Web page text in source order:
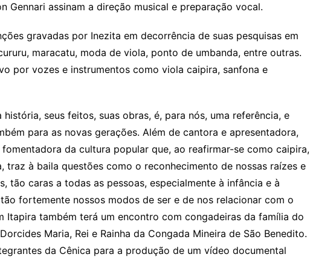
Gennari assinam a direção musical e preparação vocal.
gravadas por Inezita em decorrência de suas pesquisas em
maracatu, moda de viola, ponto de umbanda, entre outras.
por vozes e instrumentos como viola caipira, sanfona e
seus feitos, suas obras, é, para nós, uma referência, e
para as novas gerações. Além de cantora e apresentadora,
da cultura popular que, ao reafirmar-se como caipira,
traz à baila questões como o reconhecimento de nossas raízes e
tão caras a todas as pessoas, especialmente à infância e à
fortemente nossos modos de ser e de nos relacionar com o
Itapira também terá um encontro com congadeiras da família do
Maria, Rei e Rainha da Congada Mineira de São Benedito.
da Cênica para a produção de um vídeo documental